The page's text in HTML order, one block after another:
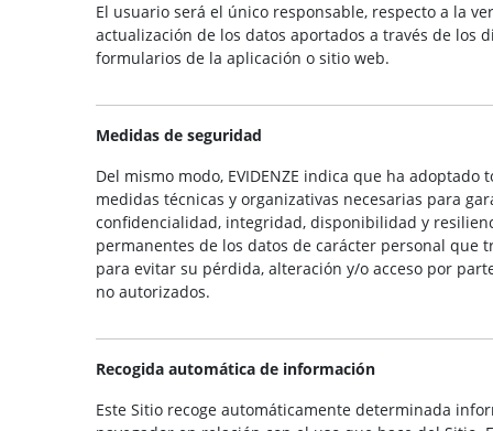
El usuario será el único responsable, respecto a la
actualización de los datos aportados a través de los
formularios de la aplicación o sitio web.
Medidas de seguridad
Del mismo modo, EVIDENZE indica que ha adoptado
medidas técnicas y organizativas necesarias para
confidencialidad, integridad, disponibilidad y
permanentes de los datos de carácter personal que
para evitar su pérdida, alteración y/o acceso por
no autorizados.
Recogida automática de información
Este Sitio recoge automáticamente determinada